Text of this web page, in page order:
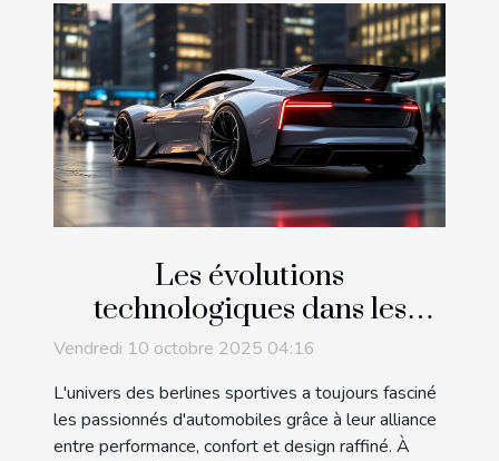
Les évolutions
technologiques dans les
berlines sportives au fil des
Vendredi 10 octobre 2025 04:16
L'univers des berlines sportives a toujours fasciné
les passionnés d'automobiles grâce à leur alliance
entre performance, confort et design raffiné. À